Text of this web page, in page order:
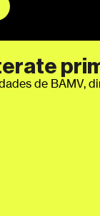
de BAMV,